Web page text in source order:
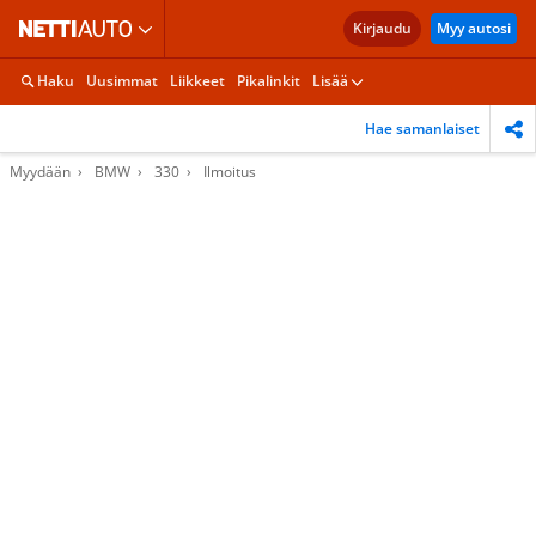
Kirjaudu Myy autosi
Haku Uusimmat Liikkeet Pikalinkit Lisää
Hae samanlaiset
Myydään BMW 330 Ilmoitus